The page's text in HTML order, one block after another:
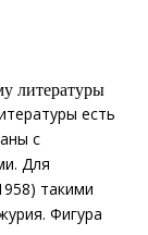
литературы
есть
с
Для
такими
Фигура